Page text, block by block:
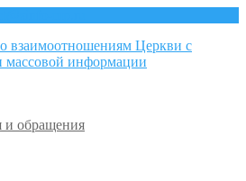
и обращения